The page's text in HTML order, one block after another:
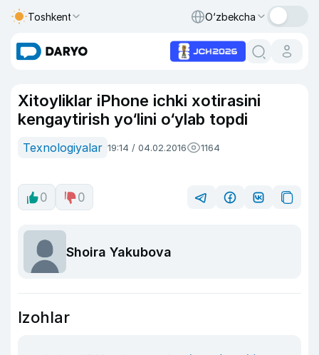
Toshkent O‘zbekcha
Xitoyliklar iPhone ichki xotirasini
kengaytirish yo‘lini o‘ylab topdi
Texnologiyalar 19:14 / 04.02.2016 1164
0 0
Shoira Yakubova
Izohlar